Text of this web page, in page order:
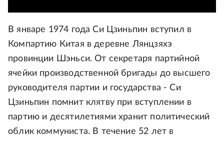
В январе 1974 года Си Цзиньпин вступил в
Компартию Китая в деревне Лянцзяхэ
провинции Шэньси. От секретаря партийной
ячейки производственной бригады до высшего
руководителя партии и государства - Си
Цзиньпин помнит клятву при вступлении в
партию и десятилетиями хранит политический
облик коммуниста. В течение 52 лет в